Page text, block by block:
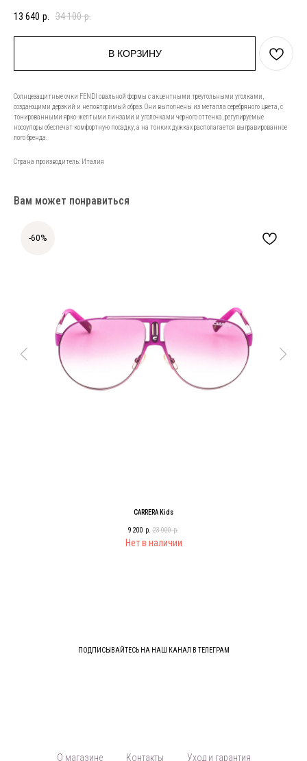
13 640 р. 34 100 р.
В КОРЗИНУ
Солнцезащитные очки FENDI овальной формы с акцентными треугольными уголками,
создающими дерзкий и неповторимый образ. Они выполнены из металла серебряного цвета, с
тонированными ярко-желтыми линзами и уголочками черного оттенка, регулируемые
носоупоры обеспечат комфортную посадку, а на тонких дужках располагается выгравированное
лого бренда.
Страна производитель: Италия
Вам может понравиться
-60%
CARRERA Kids
9 200 р. 23 000 р.
Нет в наличии
ПОДПИСЫВАЙТЕСЬ НА НАШ КАНАЛ В ТЕЛЕГРАМ
О магазине Контакты Уход и гарантия